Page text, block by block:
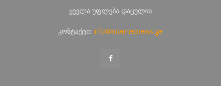
ყველა უფლება დაცულია
კონტაქტი: info@internetnews.ge